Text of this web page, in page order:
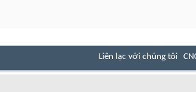
Liên lạc với chúng tôi